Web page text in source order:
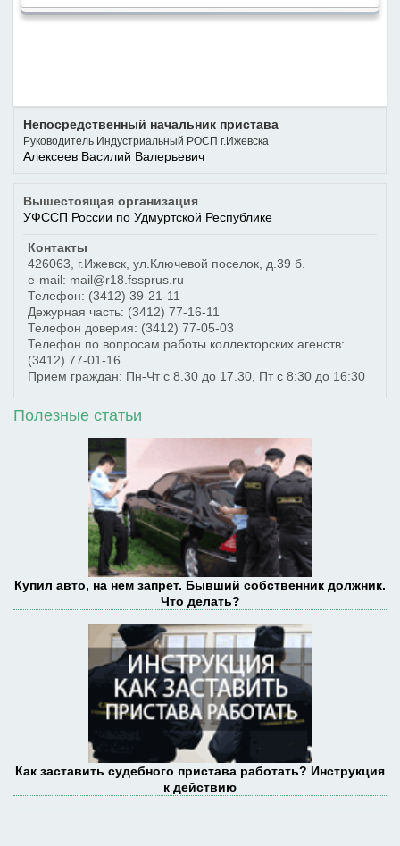
Непосредственный начальник пристава
Руководитель Индустриальный РОСП г.Ижевска
Алексеев Василий Валерьевич
Вышестоящая организация
УФССП России по Удмуртской Республике
Контакты
426063
г.Ижевск ул.Ключевой поселок, д.39 б.
e-mail: mail@r18.fssprus.ru
Телефон: (3412) 39-21-11
Дежурная часть: (3412) 77-16-11
Телефон доверия: (3412) 77-05-03
Телефон по вопросам работы коллекторских агенств:
(3412) 77-01-16
Прием граждан: Пн-Чт с 8.30 до 17.30, Пт с 8:30 до 16:30
Полезные статьи
Купил авто, на нем запрет. Бывший собственник должник.
Что делать?
Как заставить судебного пристава работать? Инструкция
к действию